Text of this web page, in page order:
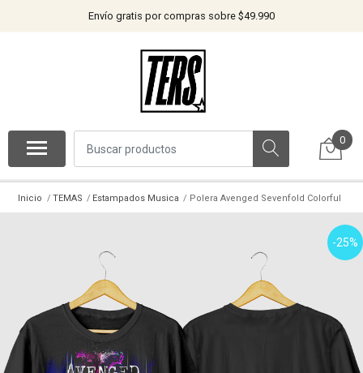
Envío gratis por compras sobre $49.990
0
Inicio TEMAS Estampados Musica Polera Avenged Sevenfold Colorful
-25%